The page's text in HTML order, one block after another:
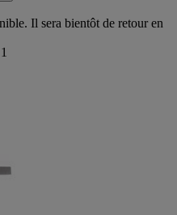
Il sera bientôt de retour en